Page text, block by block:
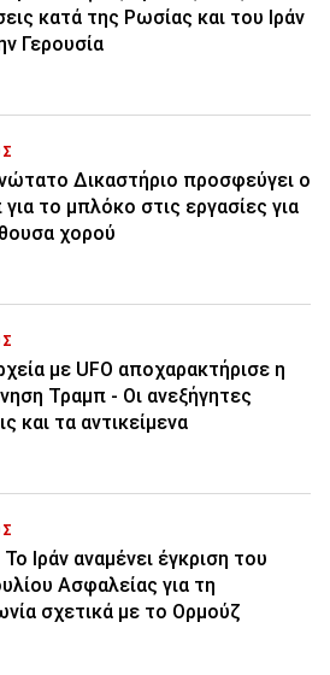
κατά της Ρωσίας και του Ιράν
Γερουσία
Δικαστήριο προσφεύγει ο
το μπλόκο στις εργασίες για
χορού
με UFO αποχαρακτήρισε η
Τραμπ - Οι ανεξήγητες
και τα αντικείμενα
Ιράν αναμένει έγκριση του
Ασφαλείας για τη
σχετικά με το Ορμούζ